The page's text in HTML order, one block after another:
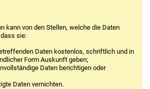
kann von den Stellen, welche die Daten
sie:
Daten kostenlos, schriftlich und in
Form Auskunft geben;
Daten berichtigen oder
Daten vernichten.